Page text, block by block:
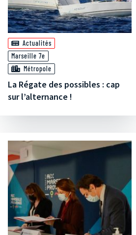
Actualités
Marseille 7e
Métropole
La Régate des possibles : cap
sur l’alternance !